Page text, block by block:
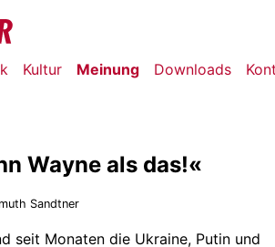
Kultur Meinung Downloads
Wayne als das!«
Sandtner
seit Monaten die Ukraine, Putin und